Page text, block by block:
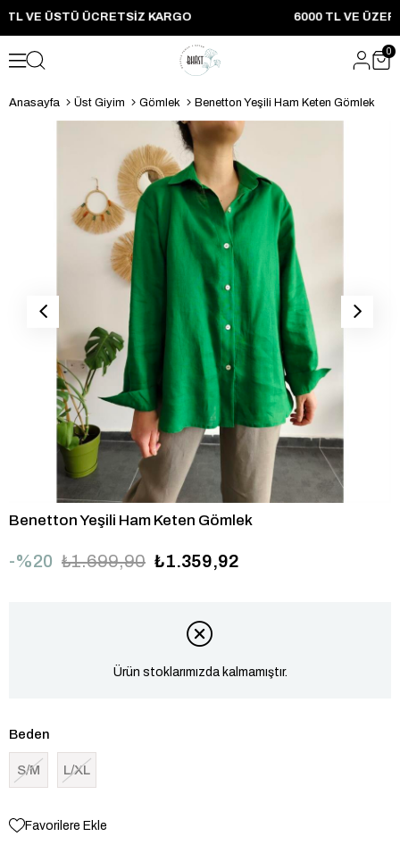
TL VE ÜSTÜ ÜCRETSIZ KARGO 6000 TL VE
0
Anasayfa Üst Giyim Gömlek Benetton Yeşili Ham Keten Gömlek
Benetton Yeşili Ham Keten Gömlek
20 ₺1.699,90 ₺1.359,92
Ürün stoklarımızda kalmamıştır.
Beden
S/M L/XL
Favorilere Ekle